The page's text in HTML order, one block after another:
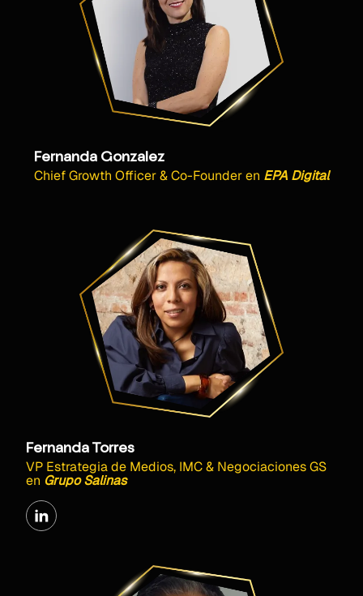
Fernanda Gonzalez
Chief Growth Officer & Co-Founderen EPA Digital
Fernanda Torres
VP Estrategia de Medios, IMC & Negociaciones GS
en Grupo Salinas